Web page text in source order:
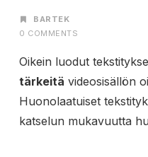
AUTHOR
BARTEK
0 COMMENTS
Oikein luodut
tärkeitä videosisällön
Huonolaatuiset
katselun mukavuutta